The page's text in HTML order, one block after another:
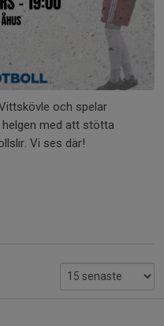
och spelar
med att stötta
Vi ses där!